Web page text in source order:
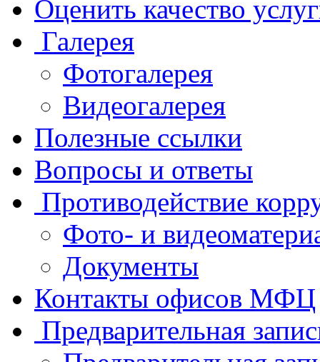
Оценить качество
Галерея
Фотогалерея
Видеогалерея
Полезные ссылки
Вопросы и ответы
Противодействие
Фото- и
Документы
Контакты офисов МФЦ
Предварительная